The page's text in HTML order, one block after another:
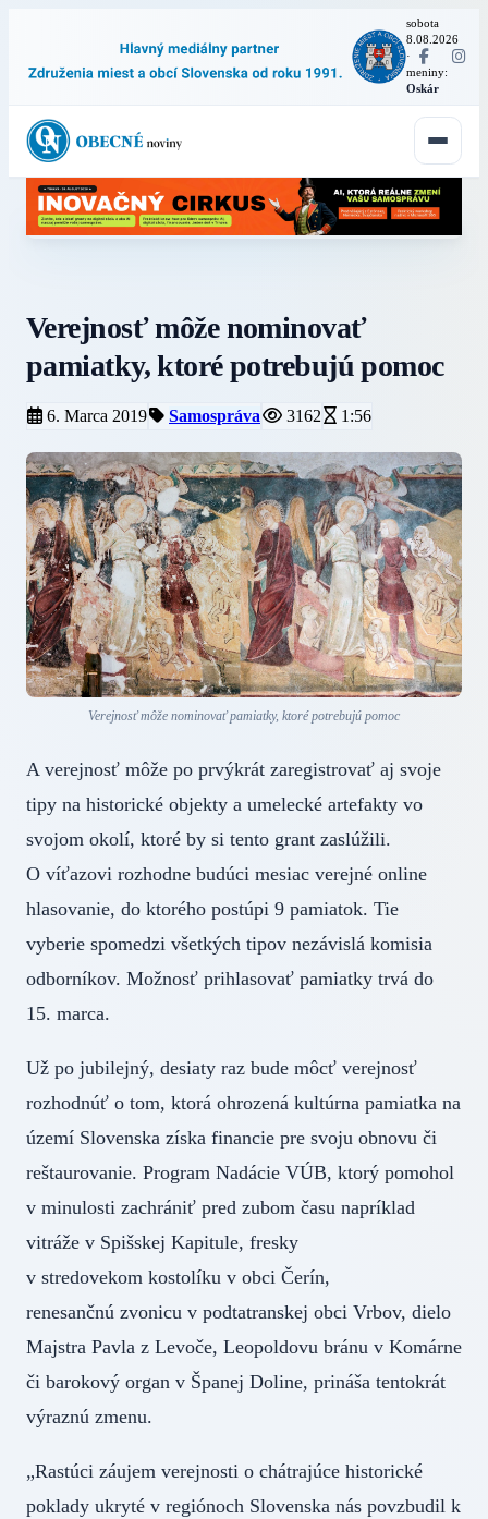
sobota
8.08.2026
·
meniny:
Oskár
Verejnosť môže nominovať
pamiatky, ktoré potrebujú pomoc
6. Marca 2019 Samospráva 3162 1:56
Verejnosť môže nominovať pamiatky, ktoré potrebujú pomoc
A verejnosť môže po prvýkrát zaregistrovať aj svoje
tipy na historické objekty a umelecké artefakty vo
svojom okolí, ktoré by si tento grant zaslúžili.
O víťazovi rozhodne budúci mesiac verejné online
hlasovanie, do ktorého postúpi 9 pamiatok. Tie
vyberie spomedzi všetkých tipov nezávislá komisia
odborníkov. Možnosť prihlasovať pamiatky trvá do
15. marca.
Už po jubilejný, desiaty raz bude môcť verejnosť
rozhodnúť o tom, ktorá ohrozená kultúrna pamiatka na
území Slovenska získa financie pre svoju obnovu či
reštaurovanie. Program Nadácie VÚB, ktorý pomohol
v minulosti zachrániť pred zubom času napríklad
vitráže v Spišskej Kapitule, fresky
v stredovekom kostolíku v obci Čerín,
renesančnú zvonicu v podtatranskej obci Vrbov, dielo
Majstra Pavla z Levoče, Leopoldovu bránu v Komárne
či barokový organ v Španej Doline, prináša tentokrát
výraznú zmenu.
„Rastúci záujem verejnosti o chátrajúce historické
poklady ukryté v regiónoch Slovenska nás povzbudil k